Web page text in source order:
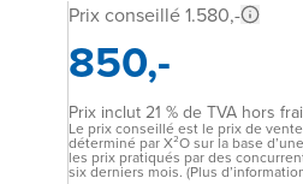
Prix conseillé 1.580,-
850,-
Prix inclut 21 % de TVA hors
Le prix conseillé est le prix de
déterminé par X²O sur la base
les prix pratiqués par des
six derniers mois. (Plus